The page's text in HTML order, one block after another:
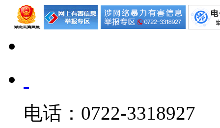
电话：0722-3318927